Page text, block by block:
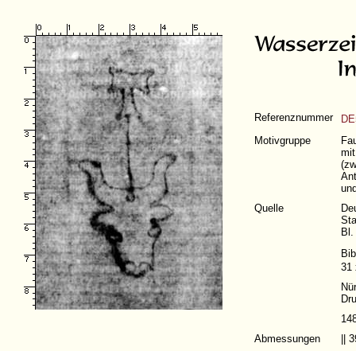
Referenznummer
Motivgruppe
Quelle
31
Abmessungen
||